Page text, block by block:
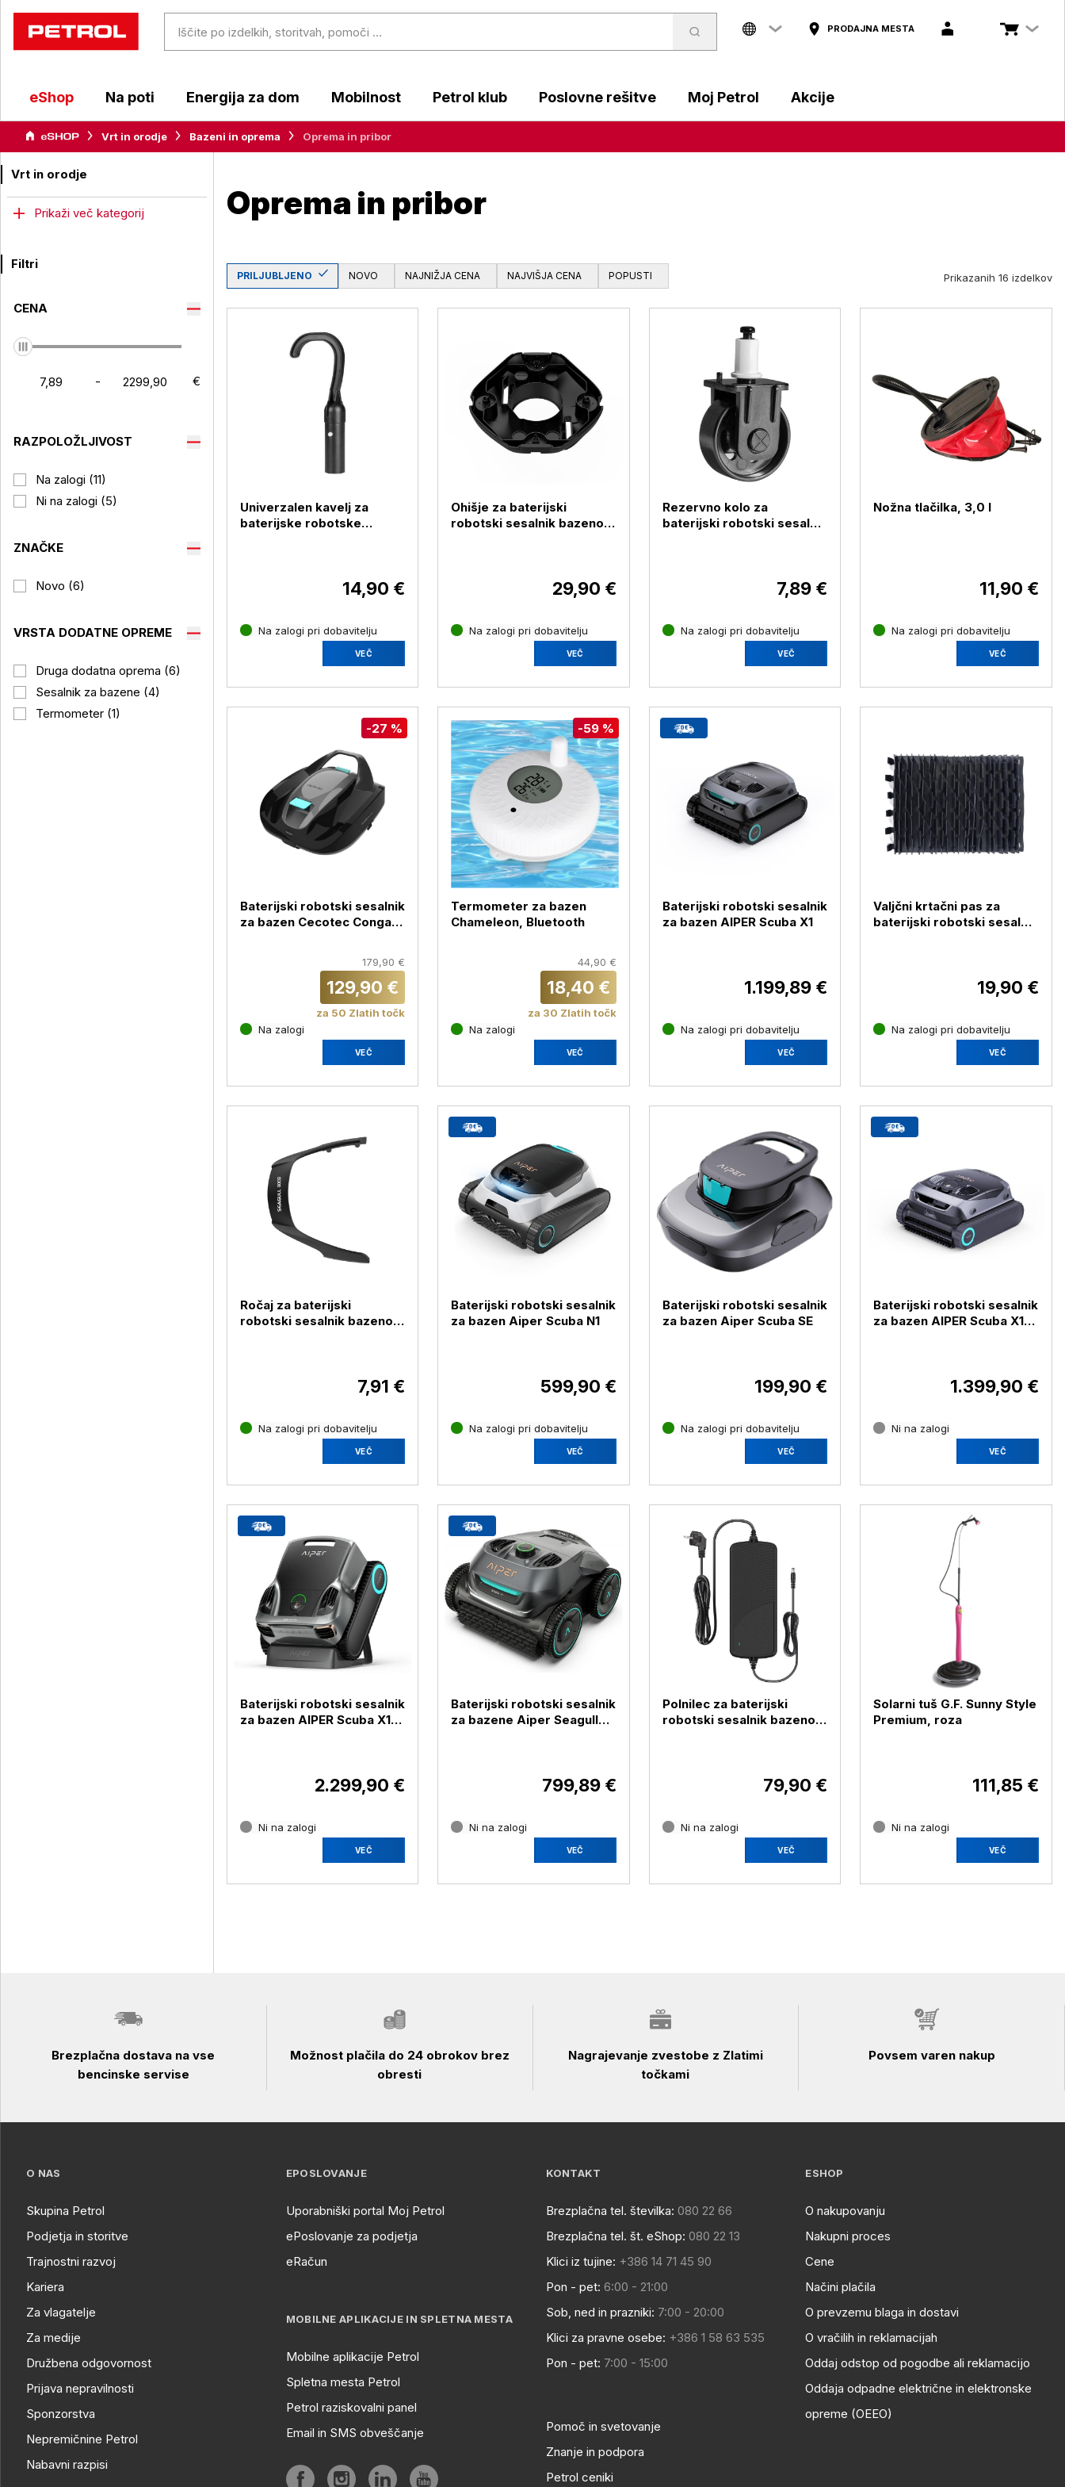
PRODAJNA MESTA
eShop Na poti Energija za dom Mobilnost Petrol klub Poslovne rešitve Moj Petrol Akcije
Vrt in orodje Bazeni in oprema Oprema in pribor
Vrt in orodje
Prikaži več kategorij
Filtri
CENA
- €
RAZPOLOŽLJIVOST
Na zalogi (11)
Ni na zalogi (5)
ZNAČKE
Novo (6)
VRSTA DODATNE OPREME
Druga dodatna oprema (6)
Sesalnik za bazene (4)
Termometer (1)
Oprema in pribor
PRILJUBLJENO NOVO NAJNIŽJA CENA NAJVIŠJA CENA POPUSTI Prikazanih 16 izdelkov
Univerzalen kavelj za
baterijske robotske
14,90 €
Na zalogi pri dobavitelju
VEČ
Ohišje za baterijski
robotski sesalnik bazenov
29,90 €
Na zalogi pri dobavitelju
VEČ
Rezervno kolo za
baterijski robotski sesalnik
7,89 €
Na zalogi pri dobavitelju
VEČ
Nožna tlačilka, 3,0 l
11,90 €
Na zalogi pri dobavitelju
VEČ
-27 %
Baterijski robotski sesalnik
za bazen Cecotec Conga
179,90 €
129,90 €
za 50 Zlatih točk
Na zalogi
VEČ
-59 %
Termometer za bazen
Chameleon, Bluetooth
44,90 €
18,40 €
za 30 Zlatih točk
Na zalogi
VEČ
Baterijski robotski sesalnik
za bazen AIPER Scuba X1
1.199,89 €
Na zalogi pri dobavitelju
VEČ
Valjčni krtačni pas za
baterijski robotski sesalnik
19,90 €
Na zalogi pri dobavitelju
VEČ
Ročaj za baterijski
robotski sesalnik bazenov
7,91 €
Na zalogi pri dobavitelju
VEČ
Baterijski robotski sesalnik
za bazen Aiper Scuba N1
599,90 €
Na zalogi pri dobavitelju
VEČ
Baterijski robotski sesalnik
za bazen Aiper Scuba SE
199,90 €
Na zalogi pri dobavitelju
VEČ
Baterijski robotski sesalnik
za bazen AIPER Scuba X1
1.399,90 €
Ni na zalogi
VEČ
Baterijski robotski sesalnik
za bazen AIPER Scuba X1
2.299,90 €
Ni na zalogi
VEČ
Baterijski robotski sesalnik
za bazene Aiper Seagull
799,89 €
Ni na zalogi
VEČ
Polnilec za baterijski
robotski sesalnik bazenov
79,90 €
Ni na zalogi
VEČ
Solarni tuš G.F. Sunny Style
Premium, roza
111,85 €
Ni na zalogi
VEČ
Brezplačna dostava na vse
bencinske servise
Možnost plačila do 24 obrokov brez
obresti
Nagrajevanje zvestobe z Zlatimi
točkami
Povsem varen nakup
O NAS
Skupina Petrol
Podjetja in storitve
Trajnostni razvoj
Kariera
Za vlagatelje
Za medije
Družbena odgovornost
Prijava nepravilnosti
Sponzorstva
Nepremičnine Petrol
Nabavni razpisi
EPOSLOVANJE
Uporabniški portal Moj Petrol
ePoslovanje za podjetja
eRačun
MOBILNE APLIKACIJE IN SPLETNA MESTA
Mobilne aplikacije Petrol
Spletna mesta Petrol
Petrol raziskovalni panel
Email in SMS obveščanje
KONTAKT
Brezplačna tel. številka: 080 22 66
Brezplačna tel. št. eShop: 080 22 13
Klici iz tujine: +386 14 71 45 90
Pon - pet: 6:00 - 21:00
Sob, ned in prazniki: 7:00 - 20:00
Klici za pravne osebe: +386 1 58 63 535
Pon - pet: 7:00 - 15:00
Pomoč in svetovanje
Znanje in podpora
Petrol ceniki
ESHOP
O nakupovanju
Nakupni proces
Cene
Načini plačila
O prevzemu blaga in dostavi
O vračilih in reklamacijah
Oddaj odstop od pogodbe ali reklamacijo
Oddaja odpadne električne in elektronske
opreme (OEEO)